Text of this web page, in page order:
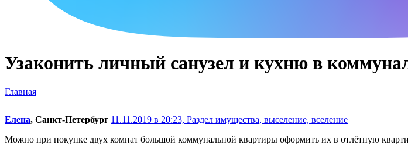
Узаконить личный санузел и кухню в
Главная
Елена, Санкт-Петербург 11.11.2019 в 20:23, Раздел имущества, выселение, вселение
Можно при покупке двух комнат большой коммунальной квартиры оформить их в отлётную